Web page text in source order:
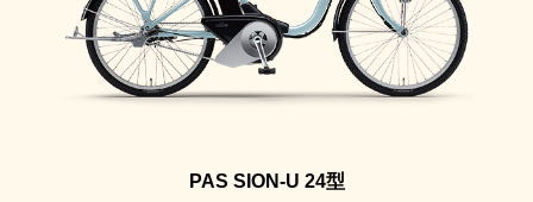
PAS SION-U 24型